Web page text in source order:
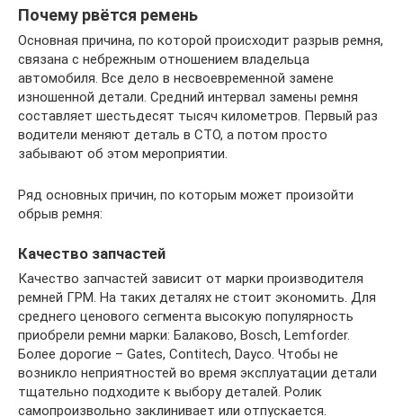
Почему рвётся ремень
Основная причина, по которой происходит разрыв ремня,
связана с небрежным отношением владельца
автомобиля. Все дело в несвоевременной замене
изношенной детали. Средний интервал замены ремня
составляет шестьдесят тысяч километров. Первый раз
водители меняют деталь в СТО, а потом просто
забывают об этом мероприятии.
Ряд основных причин, по которым может произойти
обрыв ремня:
Качество запчастей
Качество запчастей зависит от марки производителя
ремней ГРМ. На таких деталях не стоит экономить. Для
среднего ценового сегмента высокую популярность
приобрели ремни марки: Балаково, Bosch, Lemforder.
Более дорогие – Gates, Contitech, Dayco. Чтобы не
возникло неприятностей во время эксплуатации детали
тщательно подходите к выбору деталей. Ролик
самопроизвольно заклинивает или отпускается.